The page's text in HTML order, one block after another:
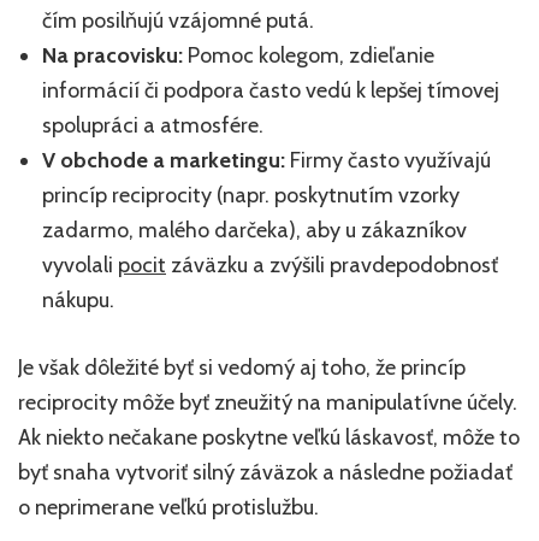
čím posilňujú vzájomné putá.
Na pracovisku: Pomoc kolegom, zdieľanie
informácií či podpora často vedú k lepšej tímovej
spolupráci a atmosfére.
V obchode a marketingu: Firmy často využívajú
princíp reciprocity (napr. poskytnutím vzorky
zadarmo, malého darčeka), aby u zákazníkov
vyvolali pocit záväzku a zvýšili pravdepodobnosť
nákupu.
Je však dôležité byť si vedomý aj toho, že princíp
reciprocity môže byť zneužitý na manipulatívne účely.
Ak niekto nečakane poskytne veľkú láskavosť, môže to
byť snaha vytvoriť silný záväzok a následne požiadať
o neprimerane veľkú protislužbu.